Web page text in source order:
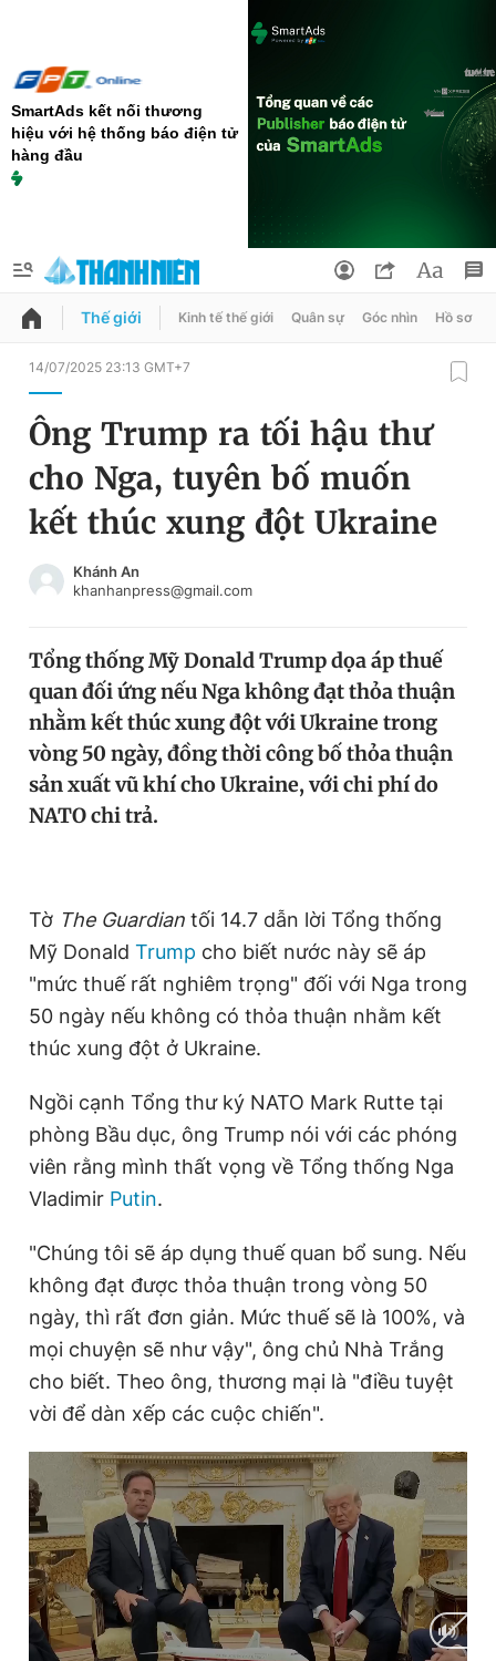
SmartAds kết nối thương
hiệu với hệ thống báo điện tử
hàng đầu
QUẢNG CÁO
Chuyên mục
Chuyên mục khác
Chào ngày mới
Video Magazine
Sản phẩm khác
Liên hệ quảng cáo
Theo dõi báo trên
0906 645 777
Liên hệ quảng cáo
0908 780 404
Đặt báo Quảng cáo RSS Tòa soạn Chính sách bảo
Tổng biên tập: Nguyễn Ngọc Toàn
Phó tổng biên tập thường trực: Hải Thành
Phó tổng biên tập: Trần Việt Hưng
Tổng thư ký tòa soạn: Đức Trung
Giấy phép xuất bản số 110/GP - BTTTT cấp ngày 24.3.2020
© 2003-2026 Bản quyền thuộc về Báo Thanh Niên. Cấm sao
chép dưới mọi hình thức nếu không có sự chấp thuận bằng văn
bản. Phát triển bởi ePi Technologies, JSC.
Đổi mật khẩu
Tin đã lưu
Đăng xuất
Thế giới Kinh tế thế giới Quân sự Góc nhìn Hồ sơ
14/07/2025 23:13 GMT+7
Ông Trump ra tối hậu thư
cho Nga, tuyên bố muốn
kết thúc xung đột Ukraine
Khánh An
khanhanpress@gmail.com
Tổng thống Mỹ Donald Trump dọa áp thuế
quan đối ứng nếu Nga không đạt thỏa thuận
nhằm kết thúc xung đột với Ukraine trong
vòng 50 ngày, đồng thời công bố thỏa thuận
sản xuất vũ khí cho Ukraine, với chi phí do
NATO chi trả.
Tờ The Guardian tối 14.7 dẫn lời Tổng thống
Mỹ Donald Trump cho biết nước này sẽ áp
"mức thuế rất nghiêm trọng" đối với Nga trong
50 ngày nếu không có thỏa thuận nhằm kết
thúc xung đột ở Ukraine.
Ngồi cạnh Tổng thư ký NATO Mark Rutte tại
phòng Bầu dục, ông Trump nói với các phóng
viên rằng mình thất vọng về Tổng thống Nga
Vladimir Putin.
"Chúng tôi sẽ áp dụng thuế quan bổ sung. Nếu
không đạt được thỏa thuận trong vòng 50
ngày, thì rất đơn giản. Mức thuế sẽ là 100%, và
mọi chuyện sẽ như vậy", ông chủ Nhà Trắng
cho biết. Theo ông, thương mại là "điều tuyệt
vời để dàn xếp các cuộc chiến".